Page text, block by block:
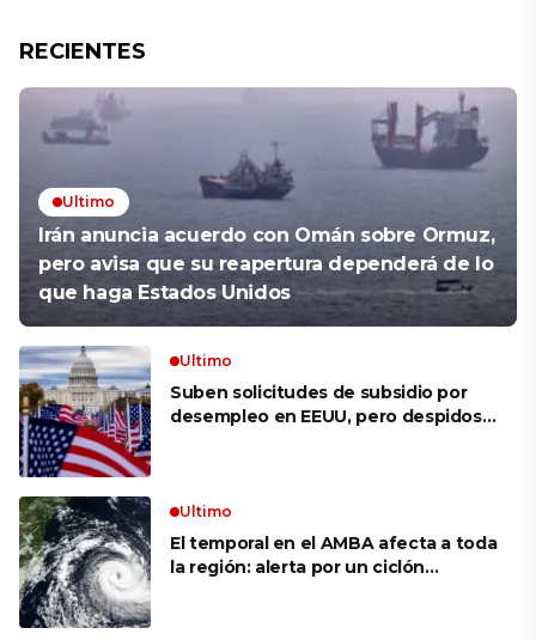
RECIENTES
Ultimo
Irán anuncia acuerdo con Omán sobre Ormuz,
pero avisa que su reapertura dependerá de lo
que haga Estados Unidos
Ultimo
Suben solicitudes de subsidio por
desempleo en EEUU, pero despidos
Ultimo
El temporal en el AMBA afecta a toda
la región: alerta por un ciclón